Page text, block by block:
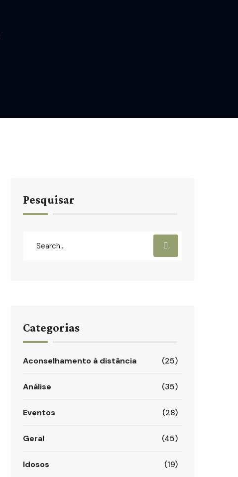
Pesquisar
Categorias
Aconselhamento à distância (25)
Análise (35)
Eventos (28)
Geral (45)
Idosos (19)